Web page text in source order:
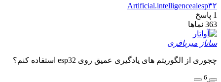
Artificial.intelligenceaiesp۳۲
1 پاسخ
363 نماها
ساناز میرباقری
چجوری از الگوریتم های یادگیری عمیق روی esp32 استفاده کنم؟
6